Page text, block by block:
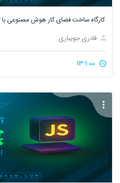
کارگاه ساخت فضای کار هوش مصنوعی با MAUI Blazor
قادری جویباری